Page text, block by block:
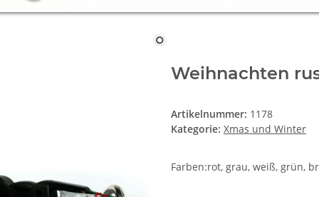
Weihnachten
Artikelnummer: 1178
Kategorie: Xmas und Winter
Farben:rot, grau, weiß, grün,